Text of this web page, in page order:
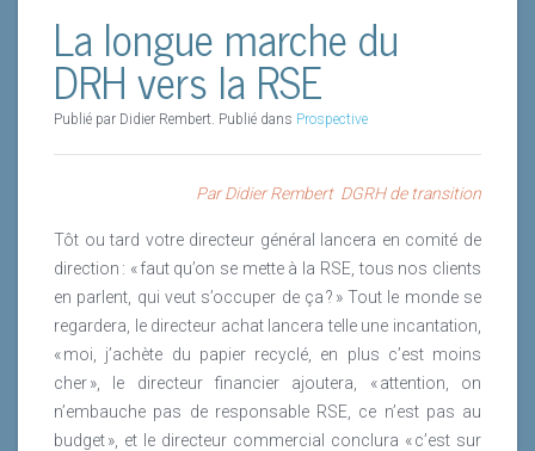
La longue marche du
DRH vers la RSE
Publié par Didier Rembert. Publié dans Prospective
Par Didier Rembert DGRH de transition
Tôt ou tard votre directeur général lancera en comité de
direction : « faut qu’on se mette à la RSE, tous nos clients
en parlent, qui veut s’occuper de ça ? » Tout le monde se
regardera, le directeur achat lancera telle une incantation,
« moi, j’achète du papier recyclé, en plus c’est moins
cher », le directeur financier ajoutera, « attention, on
n’embauche pas de responsable RSE, ce n’est pas au
budget », et le directeur commercial conclura « c’est sur